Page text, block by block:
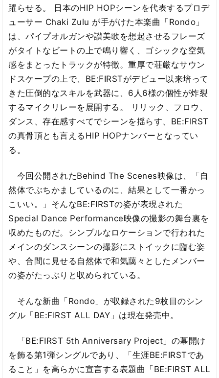
躍らせる。 日本のHIP HOPシーンを代表するプロデ
ューサー Chaki Zulu が手がけた本楽曲「Rondo」
は、パイプオルガンや讃美歌を想起させるフレーズ
がタイトなビートの上で鳴り響く、ゴシックな空気
感をまとったトラックが特徴。重厚で荘厳なサウン
ドスケープの上で、BE:FIRSTがデビュー以来培って
きた圧倒的なスキルを武器に、6人6様の個性が炸裂
するマイクリレーを展開する。 リリック、フロウ、
ダンス、存在感すべてでシーンを揺らす、BE:FIRST
の真骨頂とも言えるHIP HOPナンバーとなってい
る。
今回公開されたBehind The Scenes映像は、「自
然体でぶちかましているのに、結果として一番かっ
こいい。」そんなBE:FIRSTの姿が表現された
Special Dance Performance映像の撮影の舞台裏を
収めたものだ。シンプルなロケーションで行われた
メインのダンスシーンの撮影にストイックに臨む姿
や、合間に見せる自然体で和気藹々としたメンバー
の姿がたっぷりと収められている。
そんな新曲「Rondo」が収録された9枚目のシン
グル「BE:FIRST ALL DAY」は現在発売中。
「BE:FIRST 5th Anniversary Project」の幕開け
を飾る第1弾シングルであり、「生涯BE:FIRSTであ
ること」を高らかに宣言する表題曲「BE:FIRST ALL